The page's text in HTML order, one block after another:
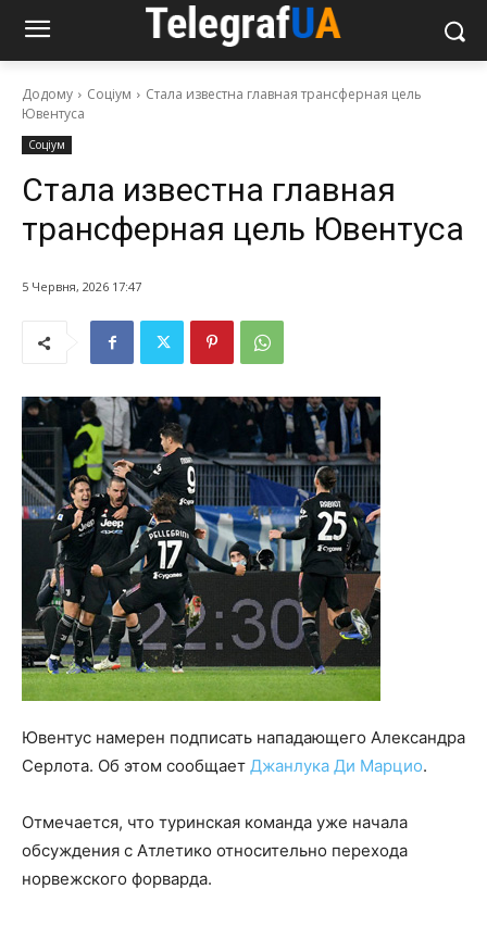
Додому Соціум
Стала известна главная трансферная цель
Ювентуса
Соціум
Стала известна главная
трансферная цель Ювентуса
5 Червня, 2026 17:47
Ювентус намерен подписать нападающего Александра
Серлота. Об этом сообщает Джанлука Ди Марцио.
Отмечается, что туринская команда уже начала
обсуждения с Атлетико относительно перехода
норвежского форварда.